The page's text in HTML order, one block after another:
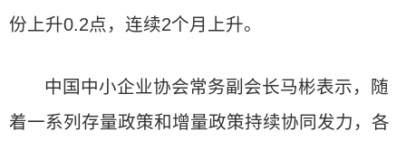
份上升0.2点，连续2个月上升。
中国中小企业协会常务副会长马彬表示，随
着一系列存量政策和增量政策持续协同发力，各